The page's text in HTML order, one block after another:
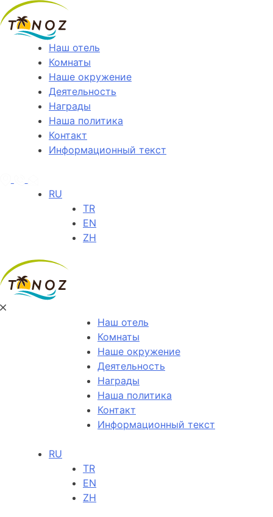
Наш отель
Комнаты
Наше окружение
Деятельность
Награды
Наша политика
Контакт
Информационный текст
RU
TR
EN
ZH
Наш отель
Комнаты
Наше окружение
Деятельность
Награды
Наша политика
Контакт
Информационный текст
RU
TR
EN
ZH